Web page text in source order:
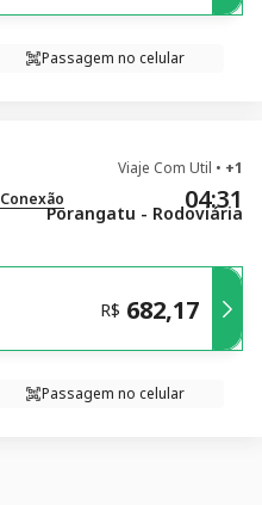
Passagem no celular
Viaje Com Util • +1
Conexão 04:31
Porangatu - Rodoviária
R$ 682,17
Passagem no celular